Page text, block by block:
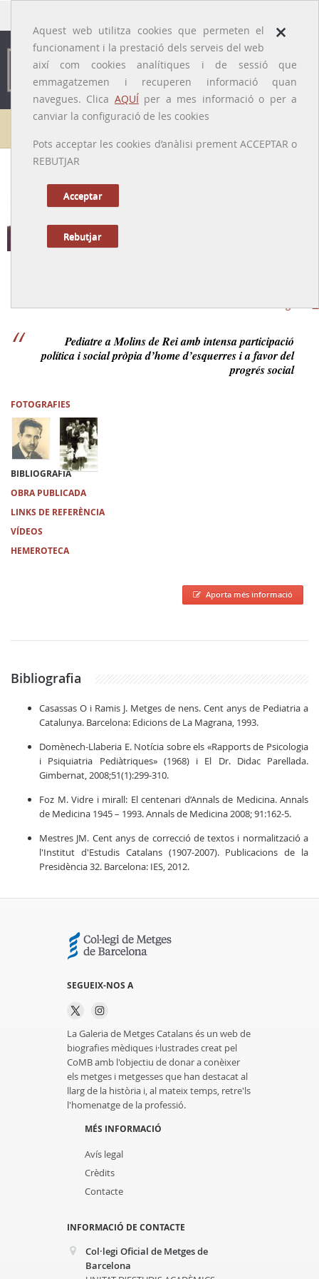
×
Aquest web utilitza cookies que permeten el
funcionament i la prestació dels serveis del web
així com cookies analítiques i de sessió que
emmagatzemen i recuperen informació quan
navegues. Clica AQUÍper a mes informació o per a
canviar la configuració de les cookies
Pots acceptar les cookies d’anàlisi prement ACCEPTAR o
REBUTJAR
Acceptar
Rebutjar
Galeria de metges
Tornar a la Biografia
Pediatre a Molins de Rei amb intensa participació
política i social pròpia d’home d’esquerres i a favor del
progrés social
FOTOGRAFIES
BIBLIOGRAFIA
OBRA PUBLICADA
LINKS DE REFERÈNCIA
VÍDEOS
HEMEROTECA
Aporta més informació
Bibliografia
Casassas O i Ramis J. Metges de nens. Cent anys de Pediatria a
Catalunya. Barcelona: Edicions de La Magrana, 1993.
Domènech-Llaberia E. Notícia sobre els «Rapports de Psicologia
i Psiquiatria Pediàtriques» (1968) i El Dr. Didac Parellada.
Gimbernat, 2008;51(1):299-310.
Foz M. Vidre i mirall: El centenari d’Annals de Medicina. Annals
de Medicina 1945 – 1993. Annals de Medicina 2008; 91:162-5.
Mestres JM. Cent anys de correcció de textos i normalització a
l'Institut d'Estudis Catalans (1907-2007). Publicacions de la
Presidència 32. Barcelona: IES, 2012.
SEGUEIX-NOS A
La Galeria de Metges Catalans és un web de
biografies mèdiques i·lustrades creat pel
CoMB amb l'objectiu de donar a conèixer
els metges i metgesses que han destacat al
llarg de la història i, al mateix temps, retre'ls
l'homenatge de la professió.
MÉS INFORMACIÓ
Avís legal
Crèdits
Contacte
INFORMACIÓ DE CONTACTE
Col·legi Oficial de Metges de
Barcelona